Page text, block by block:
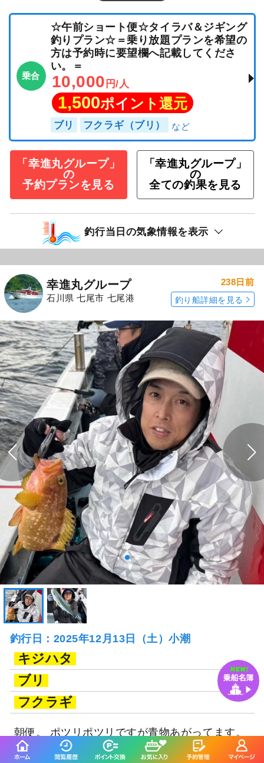
乗合
☆午前ショート便☆タイラバ＆ジギング
釣りプラン☆＝乗り放題プランを希望の
方は予約時に要望欄へ記載してくださ
い。＝
10,000 円/人
1,500ポイント還元
ブリ フクラギ（ブリ）
「幸進丸グループ」
の
予約プランを見る
「幸進丸グループ」
の
全ての釣果を見る
釣行当日の気象情報を表示
幸進丸グループ
石川県 七尾市 七尾港
238日前
釣り船詳細を見る
釣行日：2025年12月13日（土）小潮
キジハタ
ブリ
フクラギ
朝便。 ポツリポツリですが青物あがってます。
ポツリポツリしか青物あがりません。 ご乗船い